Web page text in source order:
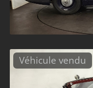
Véhicule vendu